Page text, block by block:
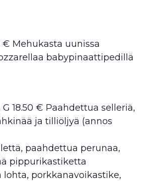
€ Mehukasta uunissa
babypinaattipedillä
G 18.50 € Paahdettua selleriä,
ja tilliöljyä (annos
paahdettua perunaa,
pippurikastiketta
lohta, porkkanavoikastike,